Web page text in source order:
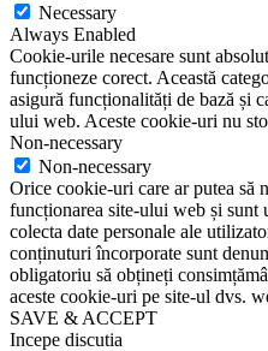
Necessary
Always Enabled
Cookie-urile necesare sunt
funcționeze corect. Această
asigură funcționalități de bază și
ului web. Aceste cookie-uri nu
Non-necessary
Non-necessary
Orice cookie-uri care ar putea să
funcționarea site-ului web și sunt
colecta date personale ale
conținuturi încorporate sunt
obligatoriu să obțineți
aceste cookie-uri pe site-ul dvs.
SAVE & ACCEPT
Incepe discutia